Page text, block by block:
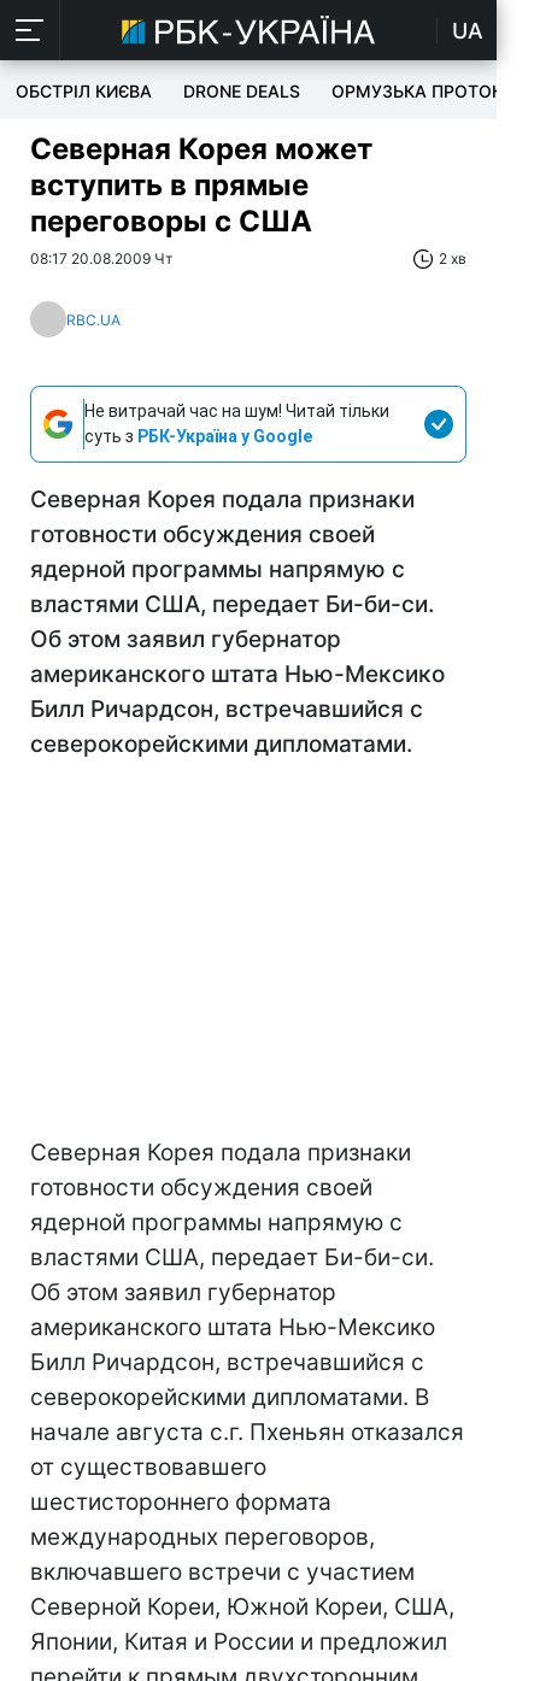
UA
ОБСТРІЛ КИЄВА DRONE DEALS ОРМУЗЬКА ПРОТОКА
Северная Корея может
вступить в прямые
переговоры с США
08:17 20.08.2009 Чт 2 хв
RBC.UA
Не витрачай час на шум! Читай тільки
суть з РБК-Україна у Google
Северная Корея подала признаки
готовности обсуждения своей
ядерной программы напрямую с
властями США, передает Би-би-си.
Об этом заявил губернатор
американского штата Нью-Мексико
Билл Ричардсон, встречавшийся с
северокорейскими дипломатами.
Северная Корея подала признаки
готовности обсуждения своей
ядерной программы напрямую с
властями США, передает Би-би-си.
Об этом заявил губернатор
американского штата Нью-Мексико
Билл Ричардсон, встречавшийся с
северокорейскими дипломатами. В
начале августа с.г. Пхеньян отказался
от существовавшего
шестистороннего формата
международных переговоров,
включавшего встречи с участием
Северной Кореи, Южной Кореи, США,
Японии, Китая и России и предложил